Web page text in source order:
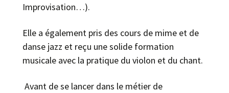
Improvisation…).
Elle a également pris des cours de mime et de
danse jazz et reçu une solide formation
musicale avec la pratique du violon et du chant.
Avant de se lancer dans le métier de